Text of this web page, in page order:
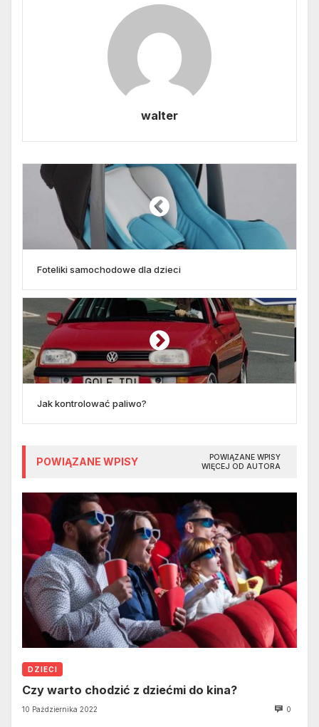
walter
Foteliki samochodowe dla dzieci
Jak kontrolować paliwo?
POWIĄZANE WPISY
POWIĄZANE WPISY
WIĘCEJ OD AUTORA
DZIECI
Czy warto chodzić z dziećmi do kina?
10 Października 2022 0